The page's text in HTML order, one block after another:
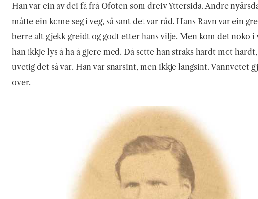
Han var ein av dei få frå Ofoten som dreiv Yttersida. Andre
måtte ein kome seg i veg, så sant det var råd. Hans Ravn var ein
berre alt gjekk greidt og godt etter hans vilje. Men kom det noko i
han ikkje lys å ha å gjere med. Då sette han straks hardt mot
uvetig det så var. Han var snarsint, men ikkje langsint. Vannvetet
over.